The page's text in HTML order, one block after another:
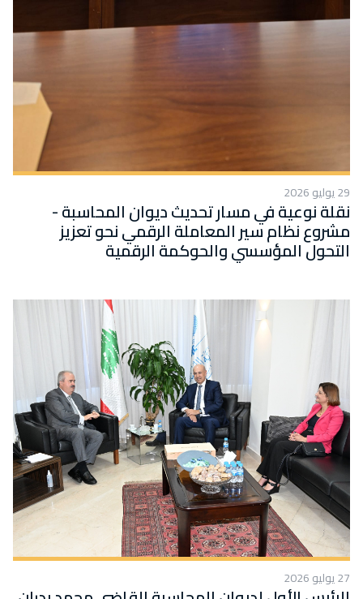
29 يوليو 2026
نقلة نوعية في مسار تحديث ديوان المحاسبة -
مشروع نظام سير المعاملة الرقمي نحو تعزيز
التحول المؤسسي والحوكمة الرقمية
27 يوليو 2026